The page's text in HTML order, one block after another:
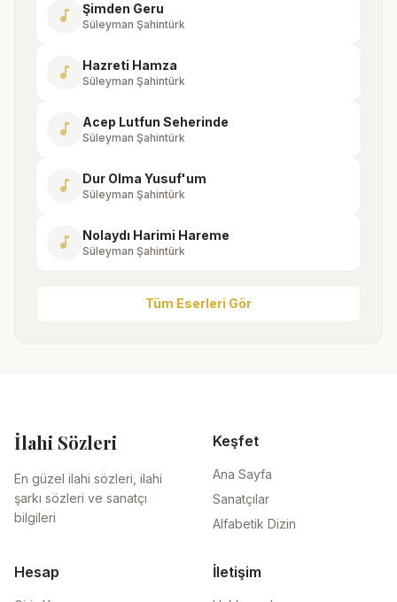
music_note Şimden Geru
Süleyman Şahintürk
music_note Hazreti Hamza
Süleyman Şahintürk
music_note Acep Lutfun Seherinde
Süleyman Şahintürk
music_note Dur Olma Yusuf'um
Süleyman Şahintürk
music_note Nolaydı Harimi Hareme
Süleyman Şahintürk
Tüm Eserleri Gör
İlahi Sözleri
En güzel ilahi sözleri, ilahi
şarkı sözleri ve sanatçı
bilgileri
Keşfet
Ana Sayfa
Sanatçılar
Alfabetik Dizin
Hesap İletişim